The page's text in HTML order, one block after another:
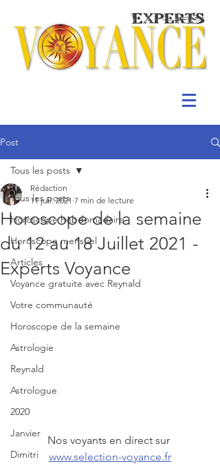
Post
Tous les posts
Horoscope hebdomadaire
Horoscope mensuel
Articles
Voyance gratuite avec Reynald
Votre communauté
Horoscope de la semaine
Astrologie
Reynald
Astrologue
2020
Janvier
Dimitri
Tous les posts
Horoscope de la semaine
du 12 au 18 Juillet 2021 -
Experts Voyance
Rédaction
11 juil. 2021 7 min de lecture
Nos voyants en direct sur
www.selection-voyance.fr